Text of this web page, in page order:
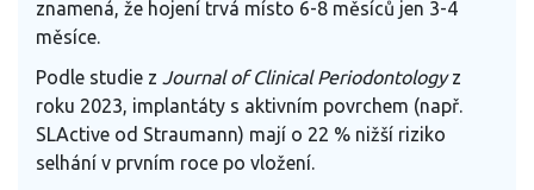
znamená, že hojení trvá místo 6-8 měsíců jen 3-4
měsíce.
Podle studie z Journal of Clinical Periodontologyz
roku 2023, implantáty s aktivním povrchem (např.
SLActive od Straumann) mají o 22 % nižší riziko
selhání v prvním roce po vložení.